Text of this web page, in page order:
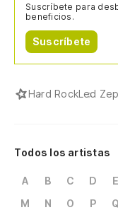
Suscríbete para
beneficios.
Suscríbete
Hard RockLed
Todos los artistas
A B C D E
M
N O P Q